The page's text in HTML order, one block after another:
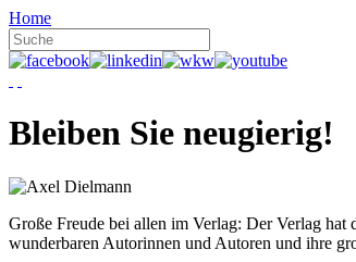
Home
Bleiben Sie neugierig!
Große Freude bei allen im Verlag: Der Verlag hat
wunderbaren Autorinnen und Autoren und ihre